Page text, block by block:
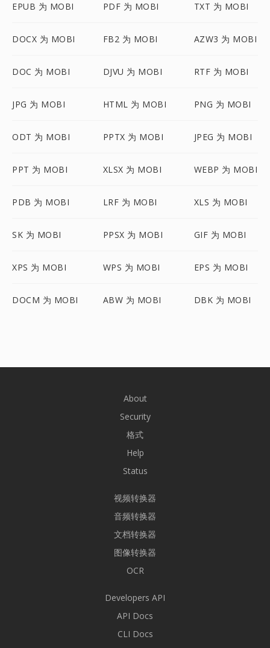
EPUB 为 MOBI PDF 为 MOBI TXT 为 MOBI
DOCX 为 MOBI FB2 为 MOBI AZW3 为 MOBI
DOC 为 MOBI DJVU 为 MOBI RTF 为 MOBI
JPG 为 MOBI HTML 为 MOBI PNG 为 MOBI
ODT 为 MOBI PPTX 为 MOBI JPEG 为 MOBI
PPT 为 MOBI XLSX 为 MOBI WEBP 为 MOBI
PDB 为 MOBI LRF 为 MOBI XLS 为 MOBI
SK 为 MOBI PPSX 为 MOBI GIF 为 MOBI
XPS 为 MOBI WPS 为 MOBI EPS 为 MOBI
DOCM 为 MOBI ABW 为 MOBI DBK 为 MOBI
About
Security
格式
Help
Status
视频转换器
音频转换器
文档转换器
图像转换器
OCR
Developers API
API Docs
CLI Docs